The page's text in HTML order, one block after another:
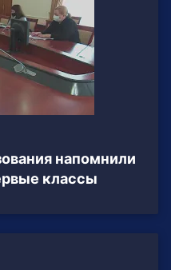
напомнили
классы